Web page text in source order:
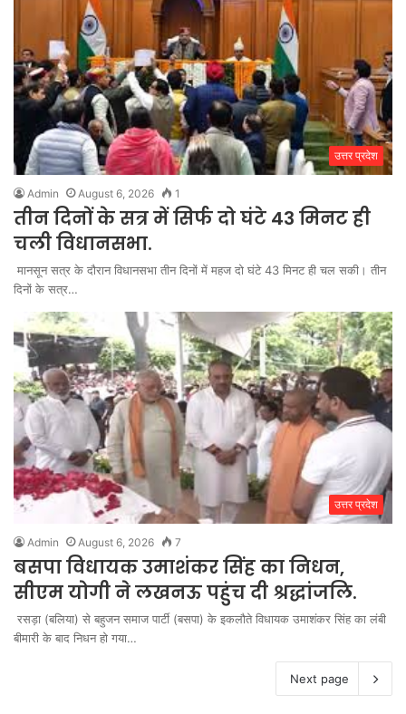
उत्तर प्रदेश
Admin August 6, 2026 1
तीन दिनों के सत्र में सिर्फ दो घंटे 43 मिनट ही
चली विधानसभा.
मानसून सत्र के दौरान विधानसभा तीन दिनों में महज दो घंटे 43 मिनट ही चल सकी। तीन
दिनों के सत्र…
उत्तर प्रदेश
Admin August 6, 2026 7
बसपा विधायक उमाशंकर सिंह का निधन,
सीएम योगी ने लखनऊ पहुंच दी श्रद्धांजलि.
रसड़ा (बलिया) से बहुजन समाज पार्टी (बसपा) के इकलौते विधायक उमाशंकर सिंह का लंबी
बीमारी के बाद निधन हो गया…
Next page